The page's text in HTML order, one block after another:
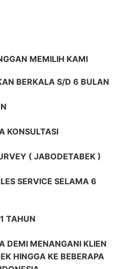
MEMILIH KAMI
BERKALA S/D 6 BULAN
KONSULTASI
( JABODETABEK )
SERVICE SELAMA 6
TAHUN
DEMI MENANGANI KLIEN
HINGGA KE BEBERAPA